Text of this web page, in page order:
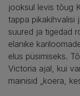
jooksul levis tõug
tappa pikakihvalisi
suured ja tigedad
elanike
elus püsimiseks.
Victoria ajal, kui
mainisid „koera,